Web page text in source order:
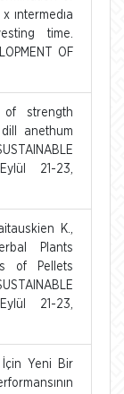
ıntermedıa
time.
OF
of strength
anethum
21-23,
K.,
Plants
of Pellets
21-23,
İçin Yeni Bir